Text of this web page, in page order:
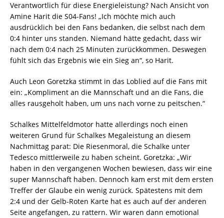
Verantwortlich für diese Energieleistung? Nach Ansicht von
Amine Harit die S04-Fans! „Ich möchte mich auch
ausdrücklich bei den Fans bedanken, die selbst nach dem
0:4 hinter uns standen. Niemand hätte gedacht, dass wir
nach dem 0:4 nach 25 Minuten zurückkommen. Deswegen
fühlt sich das Ergebnis wie ein Sieg an“, so Harit.
Auch Leon Goretzka stimmt in das Loblied auf die Fans mit
ein: „Kompliment an die Mannschaft und an die Fans, die
alles rausgeholt haben, um uns nach vorne zu peitschen.“
Schalkes Mittelfeldmotor hatte allerdings noch einen
weiteren Grund für Schalkes Megaleistung an diesem
Nachmittag parat: Die Riesenmoral, die Schalke unter
Tedesco mittlerweile zu haben scheint. Goretzka: „Wir
haben in den vergangenen Wochen bewiesen, dass wir eine
super Mannschaft haben. Dennoch kam erst mit dem ersten
Treffer der Glaube ein wenig zurück. Spätestens mit dem
2:4 und der Gelb-Roten Karte hat es auch auf der anderen
Seite angefangen, zu rattern. Wir waren dann emotional